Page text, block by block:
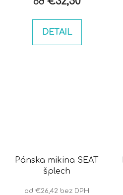
od
DETAIL
Pánska mikina SEAT
šplech
od €26,42 bez DPH